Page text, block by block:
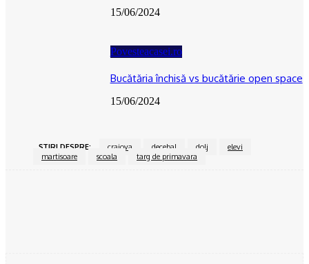
15/06/2024
Povesteacasei.ro
Bucătăria închisă vs bucătărie open space
15/06/2024
ŞTIRI DESPRE: craiova decebal dolj
elevi
martisoare
scoala targ de primavara